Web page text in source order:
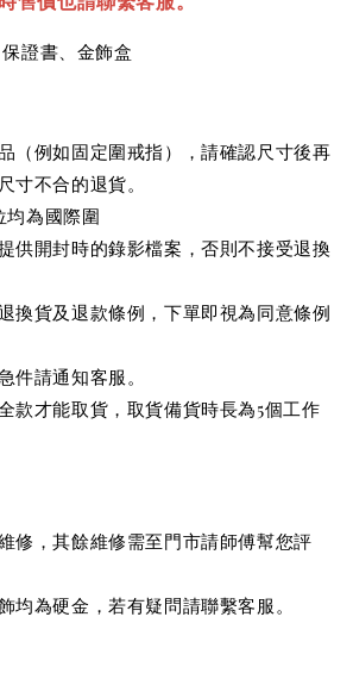
保證書、金飾盒
（例如固定圍戒指），請確認尺寸後再
寸不合的退貨。
均為國際圍
供開封時的錄影檔案，否則不接受退換
換貨及退款條例，下單即視為同意條例
件請通知客服。
款才能取貨，取貨備貨時長為5個工作
修，其餘維修需至門市請師傅幫您評
均為硬金，若有疑問請聯繫客服。